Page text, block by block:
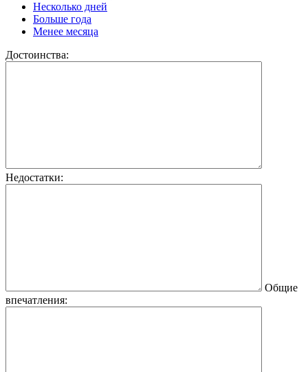
Несколько дней
Больше года
Менее месяца
Достоинства:
Недостатки:
Общие
впечатления: